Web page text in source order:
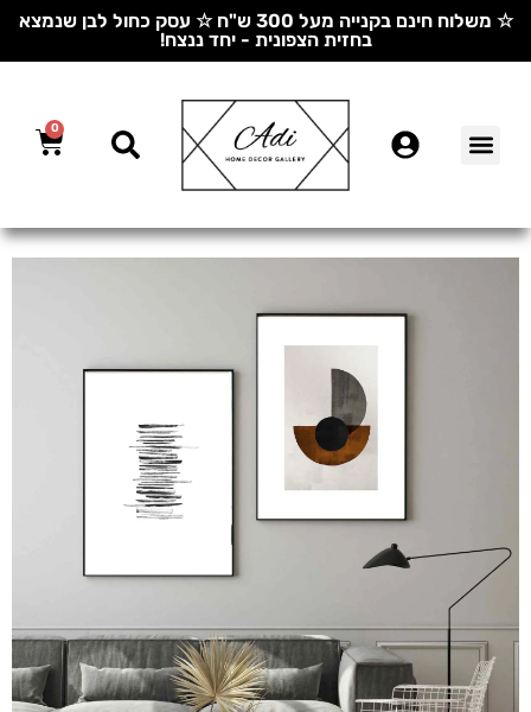
☆ משלוח חינם בקנייה מעל 300 ש"ח ☆ עסק כחול לבן שנמצא
בחזית הצפונית - יחד ננצח!
0